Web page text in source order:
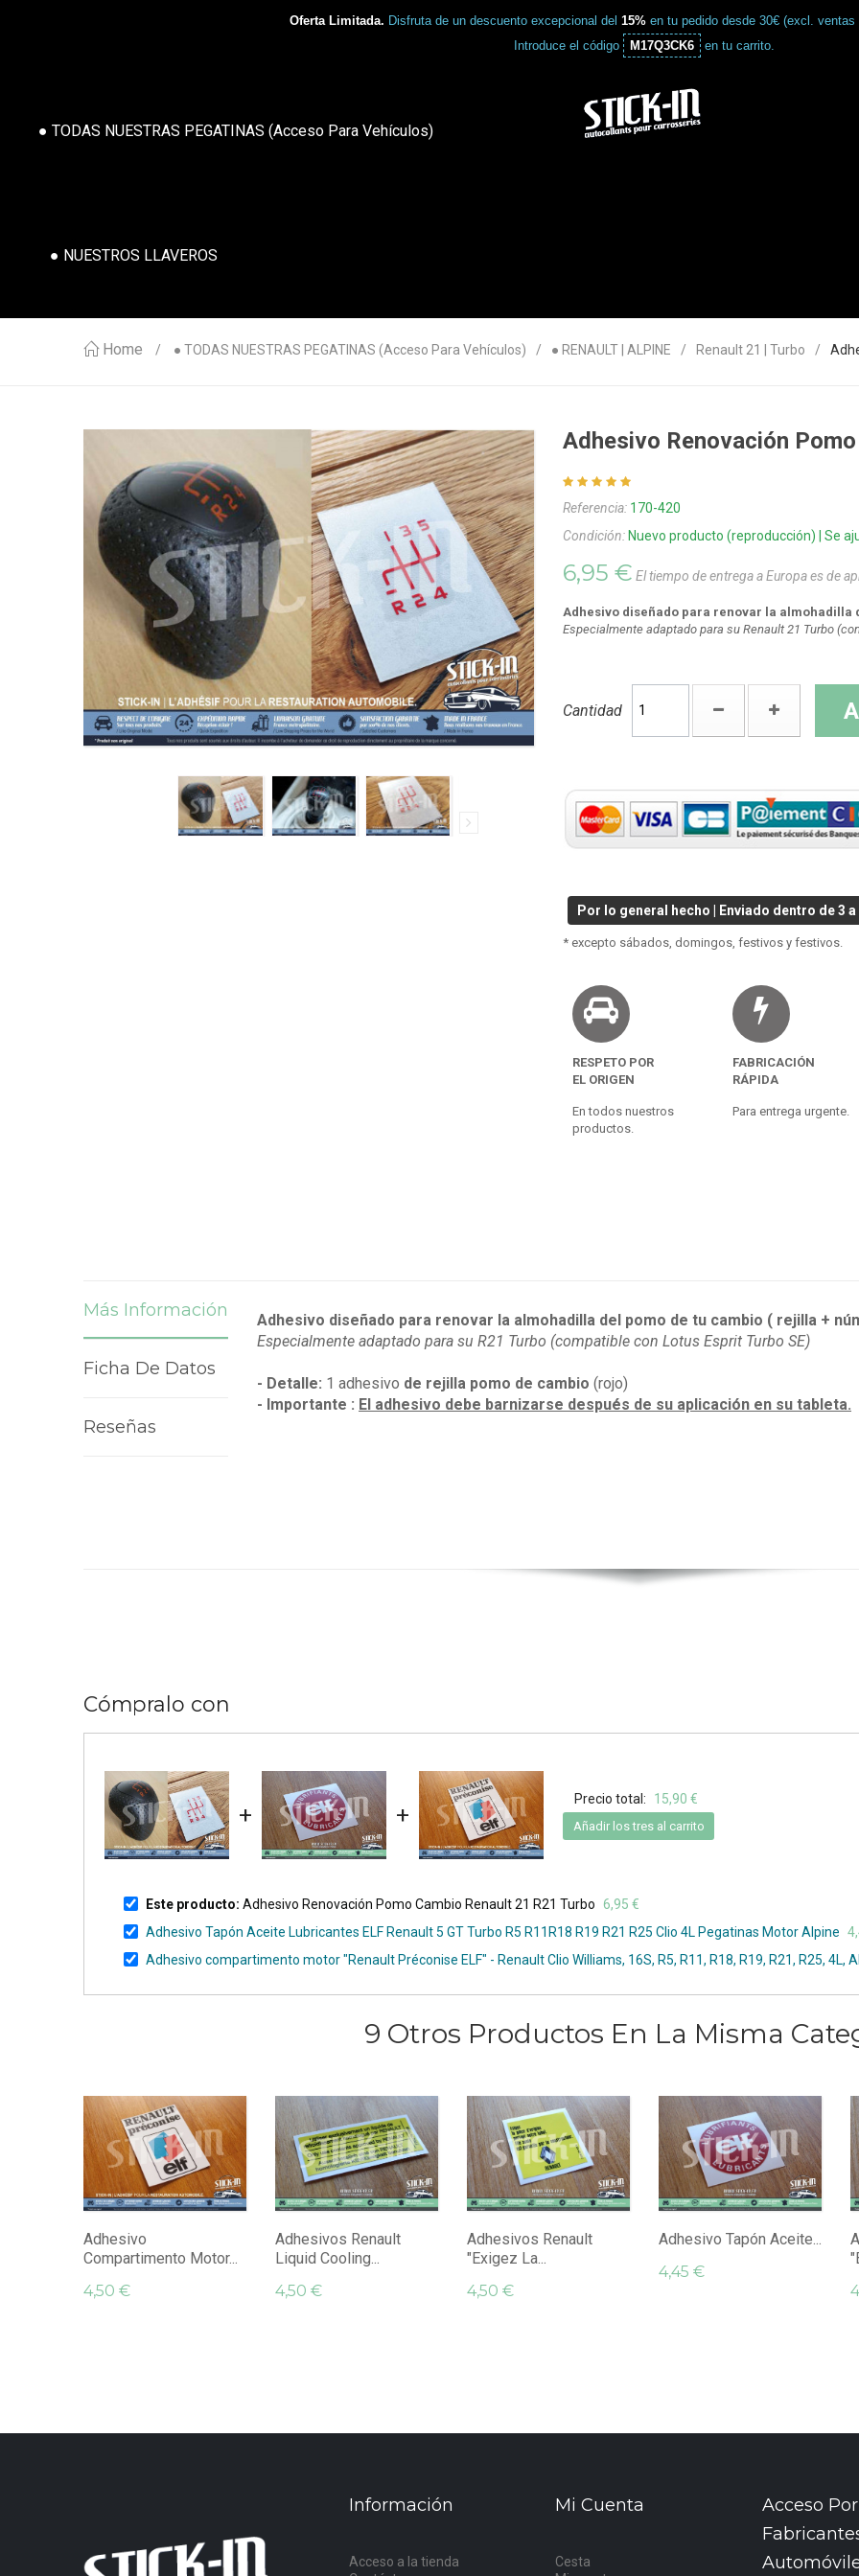
Oferta Limitada. Disfruta de un descuento excepcional del 15% en tu pedido desde 30€ (excl.
Introduce el código
M17Q3CK6 en tu carrito.
● TODAS NUESTRAS PEGATINAS (acceso Para Vehículos)
● NUESTROS LLAVEROS
Home ● TODAS NUESTRAS PEGATINAS (acceso Para Vehículos) ● RENAULT | ALPINE Renault 21 | Turbo
Adhesivo Renovación
Referencia: 170-420
Condición: Nuevo producto (reproducción) | Se
6,95 € El tiempo de entrega a Europa es de
Adhesivo diseñado para renovar la almohadilla
Especialmente adaptado para su Renault 21 Turbo
Cantidad
Por lo general hecho | Enviado dentro de 3
* excepto sábados, domingos, festivos y festivos.
RESPETO POR
EL ORIGEN
En todos nuestros
productos.
FABRICACIÓN
RÁPIDA
Para entrega urgente.
Más Información
Ficha De Datos
Reseñas
Adhesivo diseñado para renovar la almohadilla del pomo de tu cambio ( rejilla +
Especialmente adaptado para su R21 Turbo (compatible con Lotus Esprit Turbo SE)
- Detalle: 1 adhesivo de rejilla pomo de cambio (rojo)
- Importante : El adhesivo debe barnizarse después de su aplicación en su tableta.
Cómpralo con
+ +
Precio total: 15,90 €
Añadir los tres al carrito
Este producto: Adhesivo Renovación Pomo Cambio Renault 21 R21 Turbo 6,95 €
Adhesivo Tapón Aceite Lubricantes ELF Renault 5 GT Turbo R5 R11R18 R19 R21 R25 Clio 4L Pegatinas Motor Alpine
Adhesivo compartimento motor "Renault Préconise ELF" - Renault Clio Williams, 16S, R5, R11, R18, R19, R21, R25, 4L,
9 Otros Productos En La Misma
Adhesivo
Compartimento Motor...
4,50 €
Adhesivos Renault
Liquid Cooling...
4,50 €
Adhesivos Renault
"Exigez La...
4,50 €
Adhesivo Tapón Aceite...
4,45 €
Información
Acceso a la tienda
Mi Cuenta
Cesta
Acceso Por